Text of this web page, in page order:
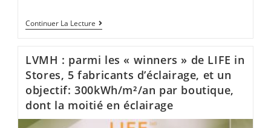
Continuer La Lecture
LVMH : parmi les « winners » de LIFE in
Stores, 5 fabricants d’éclairage, et un
objectif: 300kWh/m²/an par boutique,
dont la moitié en éclairage